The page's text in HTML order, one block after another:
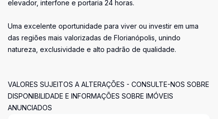
elevador, interfone e portaria 24 horas.
Uma excelente oportunidade para viver ou investir em uma
das regiões mais valorizadas de Florianópolis, unindo
natureza, exclusividade e alto padrão de qualidade.
VALORES SUJEITOS A ALTERAÇÕES - CONSULTE-NOS SOBRE
DISPONIBILIDADE E INFORMAÇÕES SOBRE IMÓVEIS
ANUNCIADOS